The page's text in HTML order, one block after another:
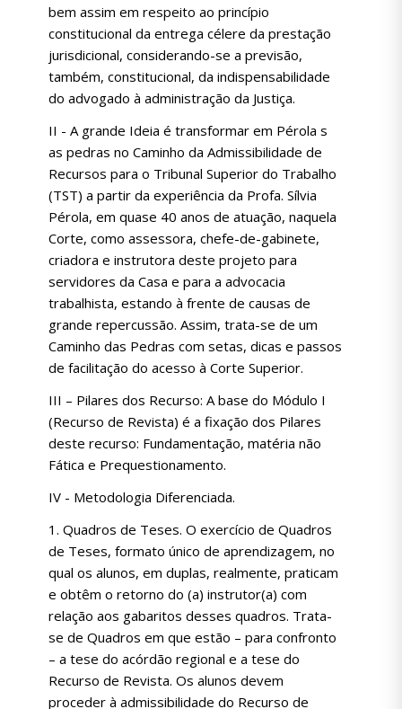
bem assim em respeito ao princípio
constitucional da entrega célere da prestação
jurisdicional, considerando-se a previsão,
também, constitucional, da indispensabilidade
do advogado à administração da Justiça.
II - A grande Ideia é transformar em Pérola s
as pedras no Caminho da Admissibilidade de
Recursos para o Tribunal Superior do Trabalho
(TST) a partir da experiência da Profa. Sílvia
Pérola, em quase 40 anos de atuação, naquela
Corte, como assessora, chefe-de-gabinete,
criadora e instrutora deste projeto para
servidores da Casa e para a advocacia
trabalhista, estando à frente de causas de
grande repercussão. Assim, trata-se de um
Caminho das Pedras com setas, dicas e passos
de facilitação do acesso à Corte Superior.
III – Pilares dos Recurso: A base do Módulo I
(Recurso de Revista) é a fixação dos Pilares
deste recurso: Fundamentação, matéria não
Fática e Prequestionamento.
IV - Metodologia Diferenciada.
1. Quadros de Teses. O exercício de Quadros
de Teses, formato único de aprendizagem, no
qual os alunos, em duplas, realmente, praticam
e obtêm o retorno do (a) instrutor(a) com
relação aos gabaritos desses quadros. Trata-
se de Quadros em que estão – para confronto
– a tese do acórdão regional e a tese do
Recurso de Revista. Os alunos devem
proceder à admissibilidade do Recurso de